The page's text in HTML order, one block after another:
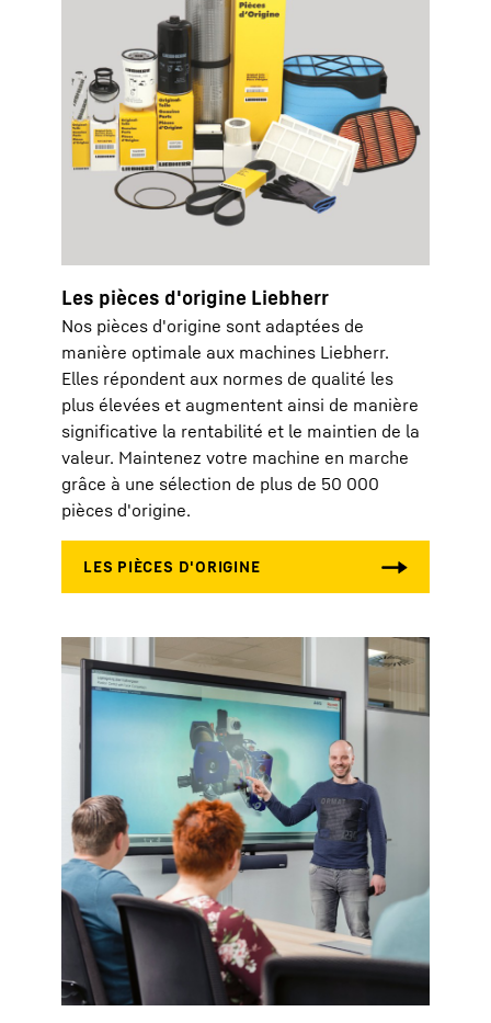
Les pièces d'origine Liebherr
Nos pièces d'origine sont adaptées de
manière optimale aux machines Liebherr.
Elles répondent aux normes de qualité les
plus élevées et augmentent ainsi de manière
significative la rentabilité et le maintien de la
valeur. Maintenez votre machine en marche
grâce à une sélection de plus de 50 000
pièces d'origine.